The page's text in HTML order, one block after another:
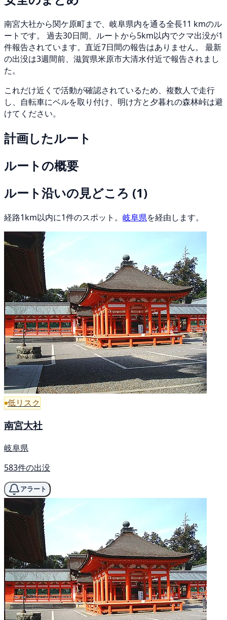
南宮大社から関ケ原町まで、岐阜県内を通る全長11 kmのル
ートです。 過去30日間、ルートから5km以内でクマ出没が1
件報告されています。直近7日間の報告はありません。 最新
の出没は3週間前、滋賀県米原市大清水付近で報告されまし
た。
これだけ近くで活動が確認されているため、複数人で走行
し、自転車にベルを取り付け、明け方と夕暮れの森林峠は避
けてください。
計画したルート
ルートの概要
ルート沿いの見どころ (1)
経路1km以内に1件のスポット。 岐阜県を経由します。
低リスク
南宮大社
岐阜県
583件の出没
アラート